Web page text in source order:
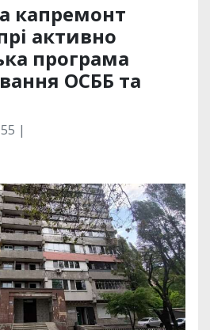
капремонт
активно
програма
ОСББ та
|